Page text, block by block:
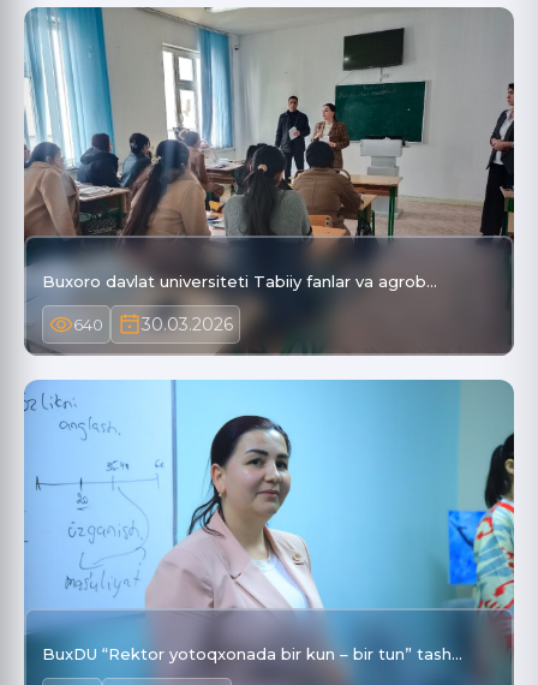
Buxoro davlat universiteti Tabiiy fanlar va agrob…
640 30.03.2026
BuxDU “Rektor yotoqxonada bir kun – bir tun” tash…